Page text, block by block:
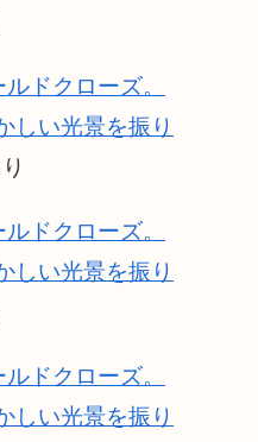
ドクローズ。
しい光景を振り
ドクローズ。
しい光景を振り
ドクローズ。
しい光景を振り